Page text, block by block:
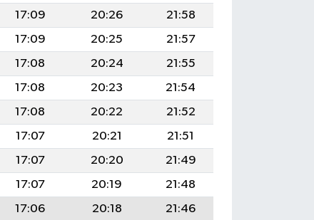
17:09 20:26
21:58
17:09 20:25
21:57
17:08 20:24
21:55
17:08 20:23
21:54
17:08 20:22
21:52
17:07 20:21
21:51
17:07 20:20
21:49
17:07 20:19
21:48
17:06 20:18
21:46